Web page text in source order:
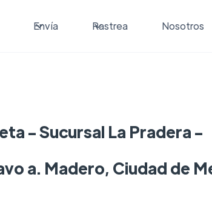
Envía Rastrea Nosotros
- Sucursal La Pradera -
a. Madero, Ciudad de